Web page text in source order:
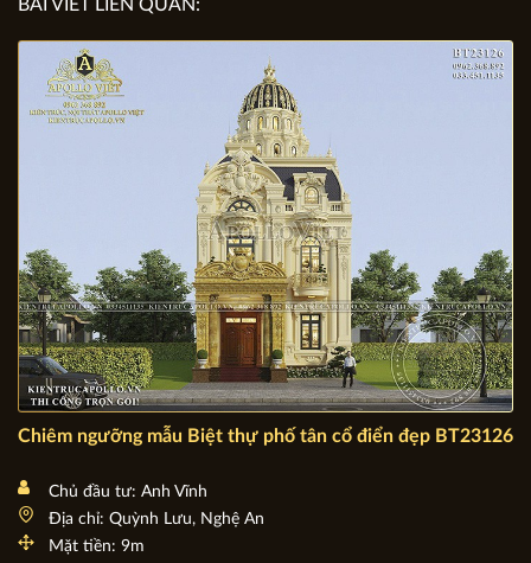
BÀI VIẾT LIÊN QUAN:
Chiêm ngưỡng mẫu Biệt thự phố tân cổ điển đẹp BT23126